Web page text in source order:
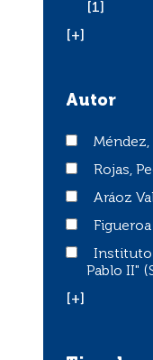
[1]
[+]
Autor
Méndez,Méndez,
Rojas, Pedro
Rojas,
AráozAráoz
Figueroa
Instituto de
Instituto
Pablo II"
[+]